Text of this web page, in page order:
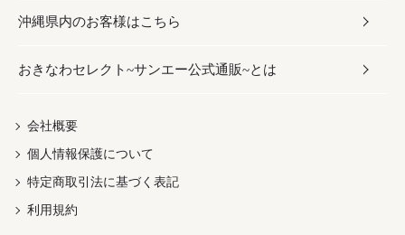
みそ
だし／スパイス／島唐辛子
スナック
おつまみ
紅芋
ワイン・ウィスキー・カクテル
ドリンク
茶葉
ボディケア
ヘアケア
UVケア
メンズ
レディース
雑貨
沖縄ファッション
伝統工芸品
沖縄県内のお客様はこちら
おきなわセレクト~サンエー公式通販~とは
会社概要
個人情報保護について
特定商取引法に基づく表記
利用規約